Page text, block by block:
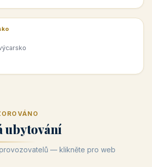
ubytování
— klikněte pro web